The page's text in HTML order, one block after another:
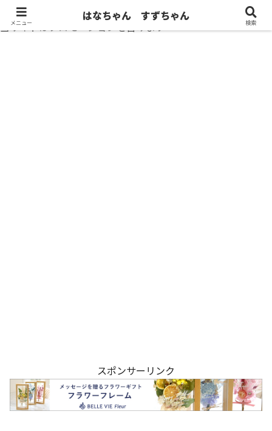
当サイトはプロモーションを含みます
スポンサーリンク
メニュー
はなちゃん すずちゃん
検索